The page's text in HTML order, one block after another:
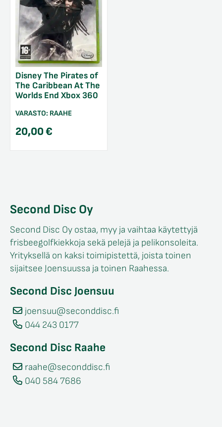
Disney The Pirates of
The Caribbean At The
Worlds End Xbox 360
VARASTO: RAAHE
20,00€
Second Disc Oy
Second Disc Oy ostaa, myy ja vaihtaa käytettyjä
frisbeegolfkiekkoja sekä pelejä ja pelikonsoleita.
Yrityksellä on kaksi toimipistettä, joista toinen
sijaitsee Joensuussa ja toinen Raahessa.
Second Disc Joensuu
joensuu@seconddisc.fi
044 243 0177
Second Disc Raahe
raahe@seconddisc.fi
040 584 7686